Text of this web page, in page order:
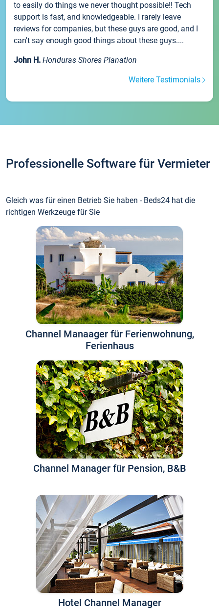
to easily do things we never thought possible!! Tech
support is fast, and knowledgeable. I rarely leave
reviews for companies, but these guys are good, and I
can't say enough good things about these guys....
John H. Honduras Shores Planation
Weitere Testimonials
Professionelle Software für Vermieter
Gleich was für einen Betrieb Sie haben - Beds24 hat die
richtigen Werkzeuge für Sie
Channel Manaager für Ferienwohnung,
Ferienhaus
Channel Manager für Pension, B&B
Hotel Channel Manager